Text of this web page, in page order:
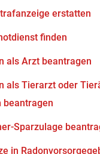
erstatten
finden
als Arzt beantragen
als Tierarzt oder
beantragen
Sparzulage
in